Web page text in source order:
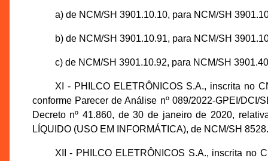
a) de NCM/SH 3901.10.10, para NCM/SH
b) de NCM/SH 3901.10.91, para NCM/SH
c) de NCM/SH 3901.10.92, para NCM/SH
XI - PHILCO ELETRÔNICOS S.A., inscrita no
conforme Parecer de Análise nº 089/2022-GPEI/
Decreto nº 41.860, de 30 de janeiro de 2020,
LÍQUIDO (USO EM INFORMÁTICA), de NCM/SH
XII - PHILCO ELETRÔNICOS S.A., inscrita no